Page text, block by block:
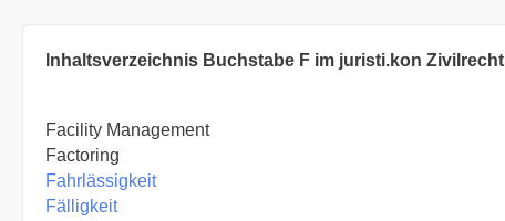
Inhaltsverzeichnis Buchstabe F im juristi.kon Zivilrecht
Facility Management
Factoring
Fahrlässigkeit
Fälligkeit